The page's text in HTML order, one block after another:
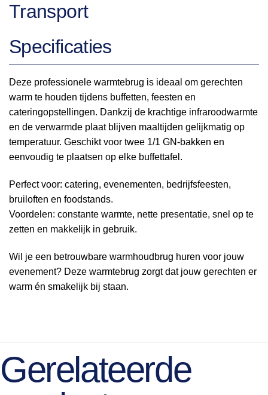
Transport
Specificaties
Deze professionele warmtebrug is ideaal om gerechten
warm te houden tijdens buffetten, feesten en
cateringopstellingen. Dankzij de krachtige infraroodwarmte
en de verwarmde plaat blijven maaltijden gelijkmatig op
temperatuur. Geschikt voor twee 1/1 GN-bakken en
eenvoudig te plaatsen op elke buffettafel.
Perfect voor: catering, evenementen, bedrijfsfeesten,
bruiloften en foodstands.
Voordelen: constante warmte, nette presentatie, snel op te
zetten en makkelijk in gebruik.
Wil je een betrouwbare warmhoudbrug huren voor jouw
evenement? Deze warmtebrug zorgt dat jouw gerechten er
warm én smakelijk bij staan.
Gerelateerde